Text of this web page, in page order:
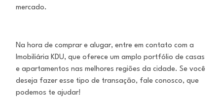
mercado.
Na hora de comprar e alugar, entre em contato com a
Imobiliária KDU, que oferece um amplo portfólio de casas
e apartamentos nas melhores regiões da cidade. Se você
deseja fazer esse tipo de transação, fale conosco, que
podemos te ajudar!